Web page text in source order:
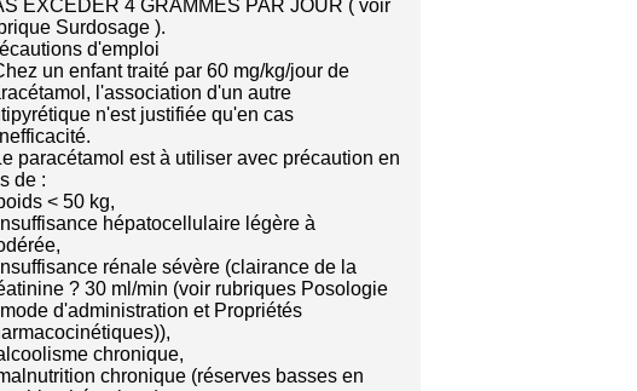
EXCEDER 4 GRAMMES PAR JOUR ( voir
Surdosage ).
d'emploi
un enfant traité par 60 mg/kg/jour de
l'association d'un autre
n'est justifiée qu'en cas
paracétamol est à utiliser avec précaution en
de :
< 50 kg,
hépatocellulaire légère à
rénale sévère (clairance de la
? 30 ml/min (voir rubriques Posologie
d'administration et Propriétés
chronique,
chronique (réserves basses en